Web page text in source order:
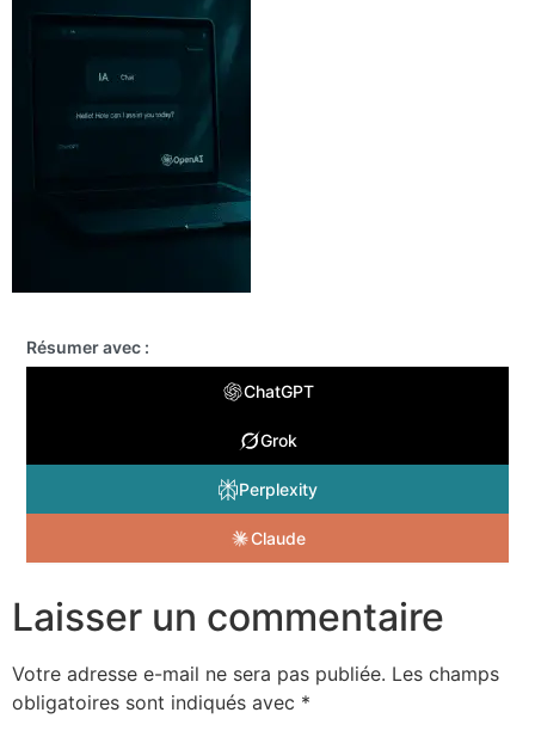
Résumer avec :
ChatGPT
Grok
Perplexity
Claude
Laisser un commentaire
Votre adresse e-mail ne sera pas publiée. Les champs
obligatoires sont indiqués avec *